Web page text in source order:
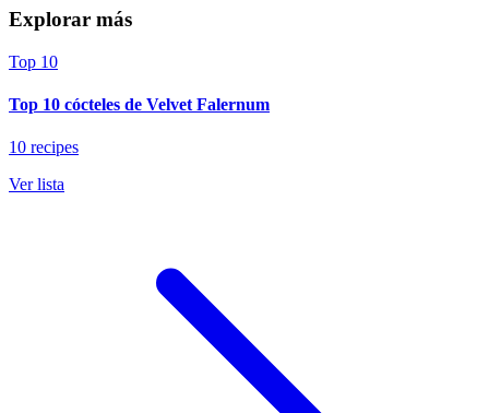
Explorar más
Top 10
Top 10 cócteles de Velvet Falernum
10 recipes
Ver lista